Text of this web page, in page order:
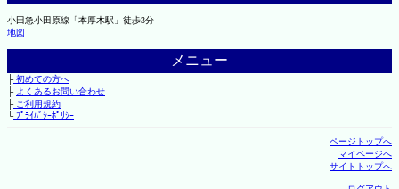
小田急小田原線「本厚木駅」徒歩3分
地図
メニュー
├初めての方へ
├ よくあるお問い合わせ
├ご利用規約
└ﾌﾟﾗｲﾊﾞｼｰﾎﾟﾘｼｰ
ページトップへ
マイページへ
サイトトップへ